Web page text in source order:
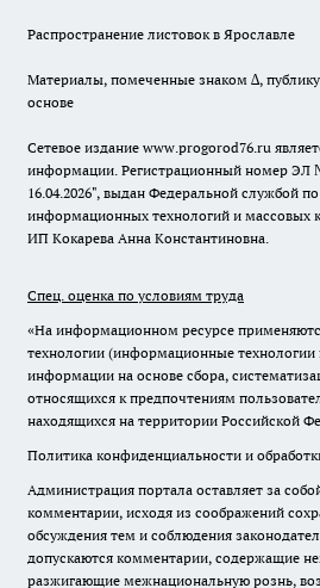
Распространение листовок в Ярославле
Материалы, помеченные знаком ∆,
основе
Сетевое издание www.progorod76.ru
информации. Регистрационный номер ЭЛ
16.04.2026", выдан Федеральной службой
информационных технологий и массовых
ИП Кокарева Анна Константиновна.
Спец. оценка по условиям труда
«На информационном ресурсе
технологии (информационные технологии
информации на основе сбора,
относящихся к предпочтениям
находящихся на территории Российской
Политика конфиденциальности и
Администрация портала оставляет за
комментарии, исходя из соображений
обсуждения тем и соблюдения
допускаются комментарии, содержащие
разжигающие межнациональную рознь,